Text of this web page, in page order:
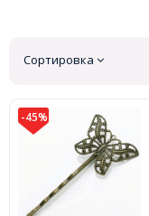
Сортировка
-45%